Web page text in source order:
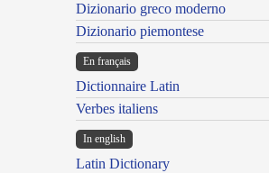
Dizionario greco moderno
Dizionario piemontese
En français
Dictionnaire Latin
Verbes italiens
In english
Latin Dictionary